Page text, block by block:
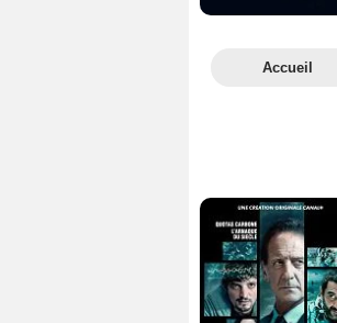
Accueil